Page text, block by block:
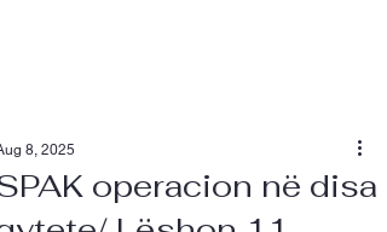
operacion në disa
8, 2025